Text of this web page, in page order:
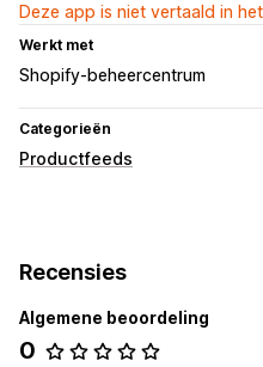
Deze app is niet vertaald in
Werkt met
Shopify-beheercentrum
Categorieën
Productfeeds
Productsynchronisatie
Recensies
Algemene beoordeling
0